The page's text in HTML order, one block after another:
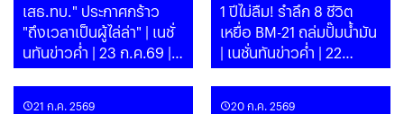
เสธ.ทบ." ประกาศกร้าว
"ถึงเวลาเป็นผู้ไล่ล่า" | เนชั่
นทันข่าวค่ำ | 23 ก.ค.69 |
PART
1 ปีไม่ลืม! รำลึก 8 ชีวิต
เหยื่อ BM-21 ถล่มปั๊มน้ำมัน
| เนชั่นทันข่าวค่ำ | 22
ก.ค.69 | PART
21 ก.ค. 2569 20 ก.ค. 2569